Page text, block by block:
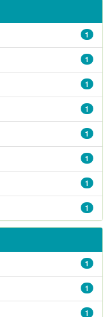
1
1
1
1
1
1
1
1
1
1
1